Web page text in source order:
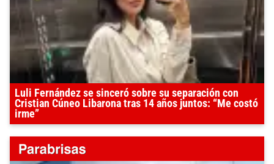
Luli Fernández se sinceró sobre su separación con
Cristian Cúneo Libarona tras 14 años juntos: “Me costó
irme”